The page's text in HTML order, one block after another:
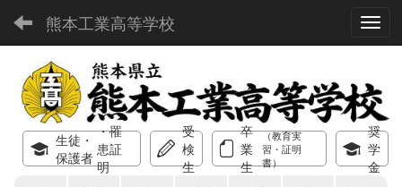
熊本工業高等学校
生徒・
保護者
・罹
患証
明
受
検
生
卒
業
生
（教育実
習・証明
書）
奨
学
金